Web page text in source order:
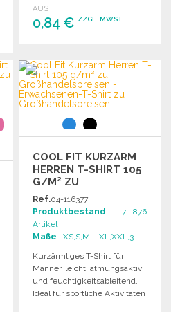
AUS
0,84 € ZZGL. MWST.
Angebot anfordern
COOL FIT KURZARM
HERREN T-SHIRT 105
G/M² ZU
GROSSHANDELSPREISEN
Ref.04-116377
Produktbestand : 7 876
Artikel
Maße : XS,S,M,L,XL,XXL,3...
Kurzärmliges T-Shirt für
Männer, leicht, atmungsaktiv
und feuchtigkeitsableitend.
Ideal für sportliche Aktivitäten